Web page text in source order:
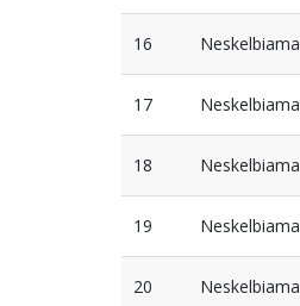
16 Neskelbiama
17 Neskelbiama
18 Neskelbiama
19 Neskelbiama
20 Neskelbiama